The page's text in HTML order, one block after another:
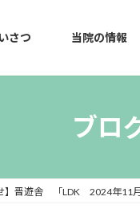
さつ 当院の情報
ブロ
】晋遊舎 「LDK 2024年11